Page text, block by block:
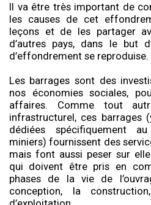
Il va être très important de
les causes de cet
leçons et de les partager
d’autres pays, dans le but
d’effondrement se reproduise.
Les barrages sont des
nos économies sociales,
affaires. Comme tout
infrastructurel, ces barrages
dédiées spécifiquement
miniers) fournissent des
mais font aussi peser sur
qui doivent être pris en
phases de la vie de
conception, la